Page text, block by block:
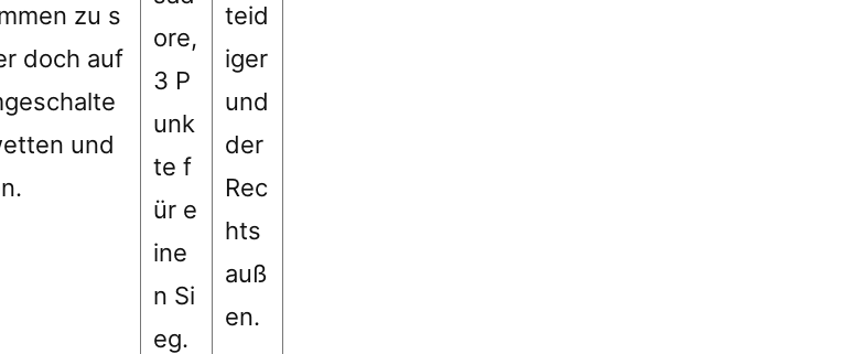
zu s
doch auf
und
ore,
3 P
unk
te f
ür e
ine
n Si
eg.
teid
iger
und
der
Rec
hts
auß
en.